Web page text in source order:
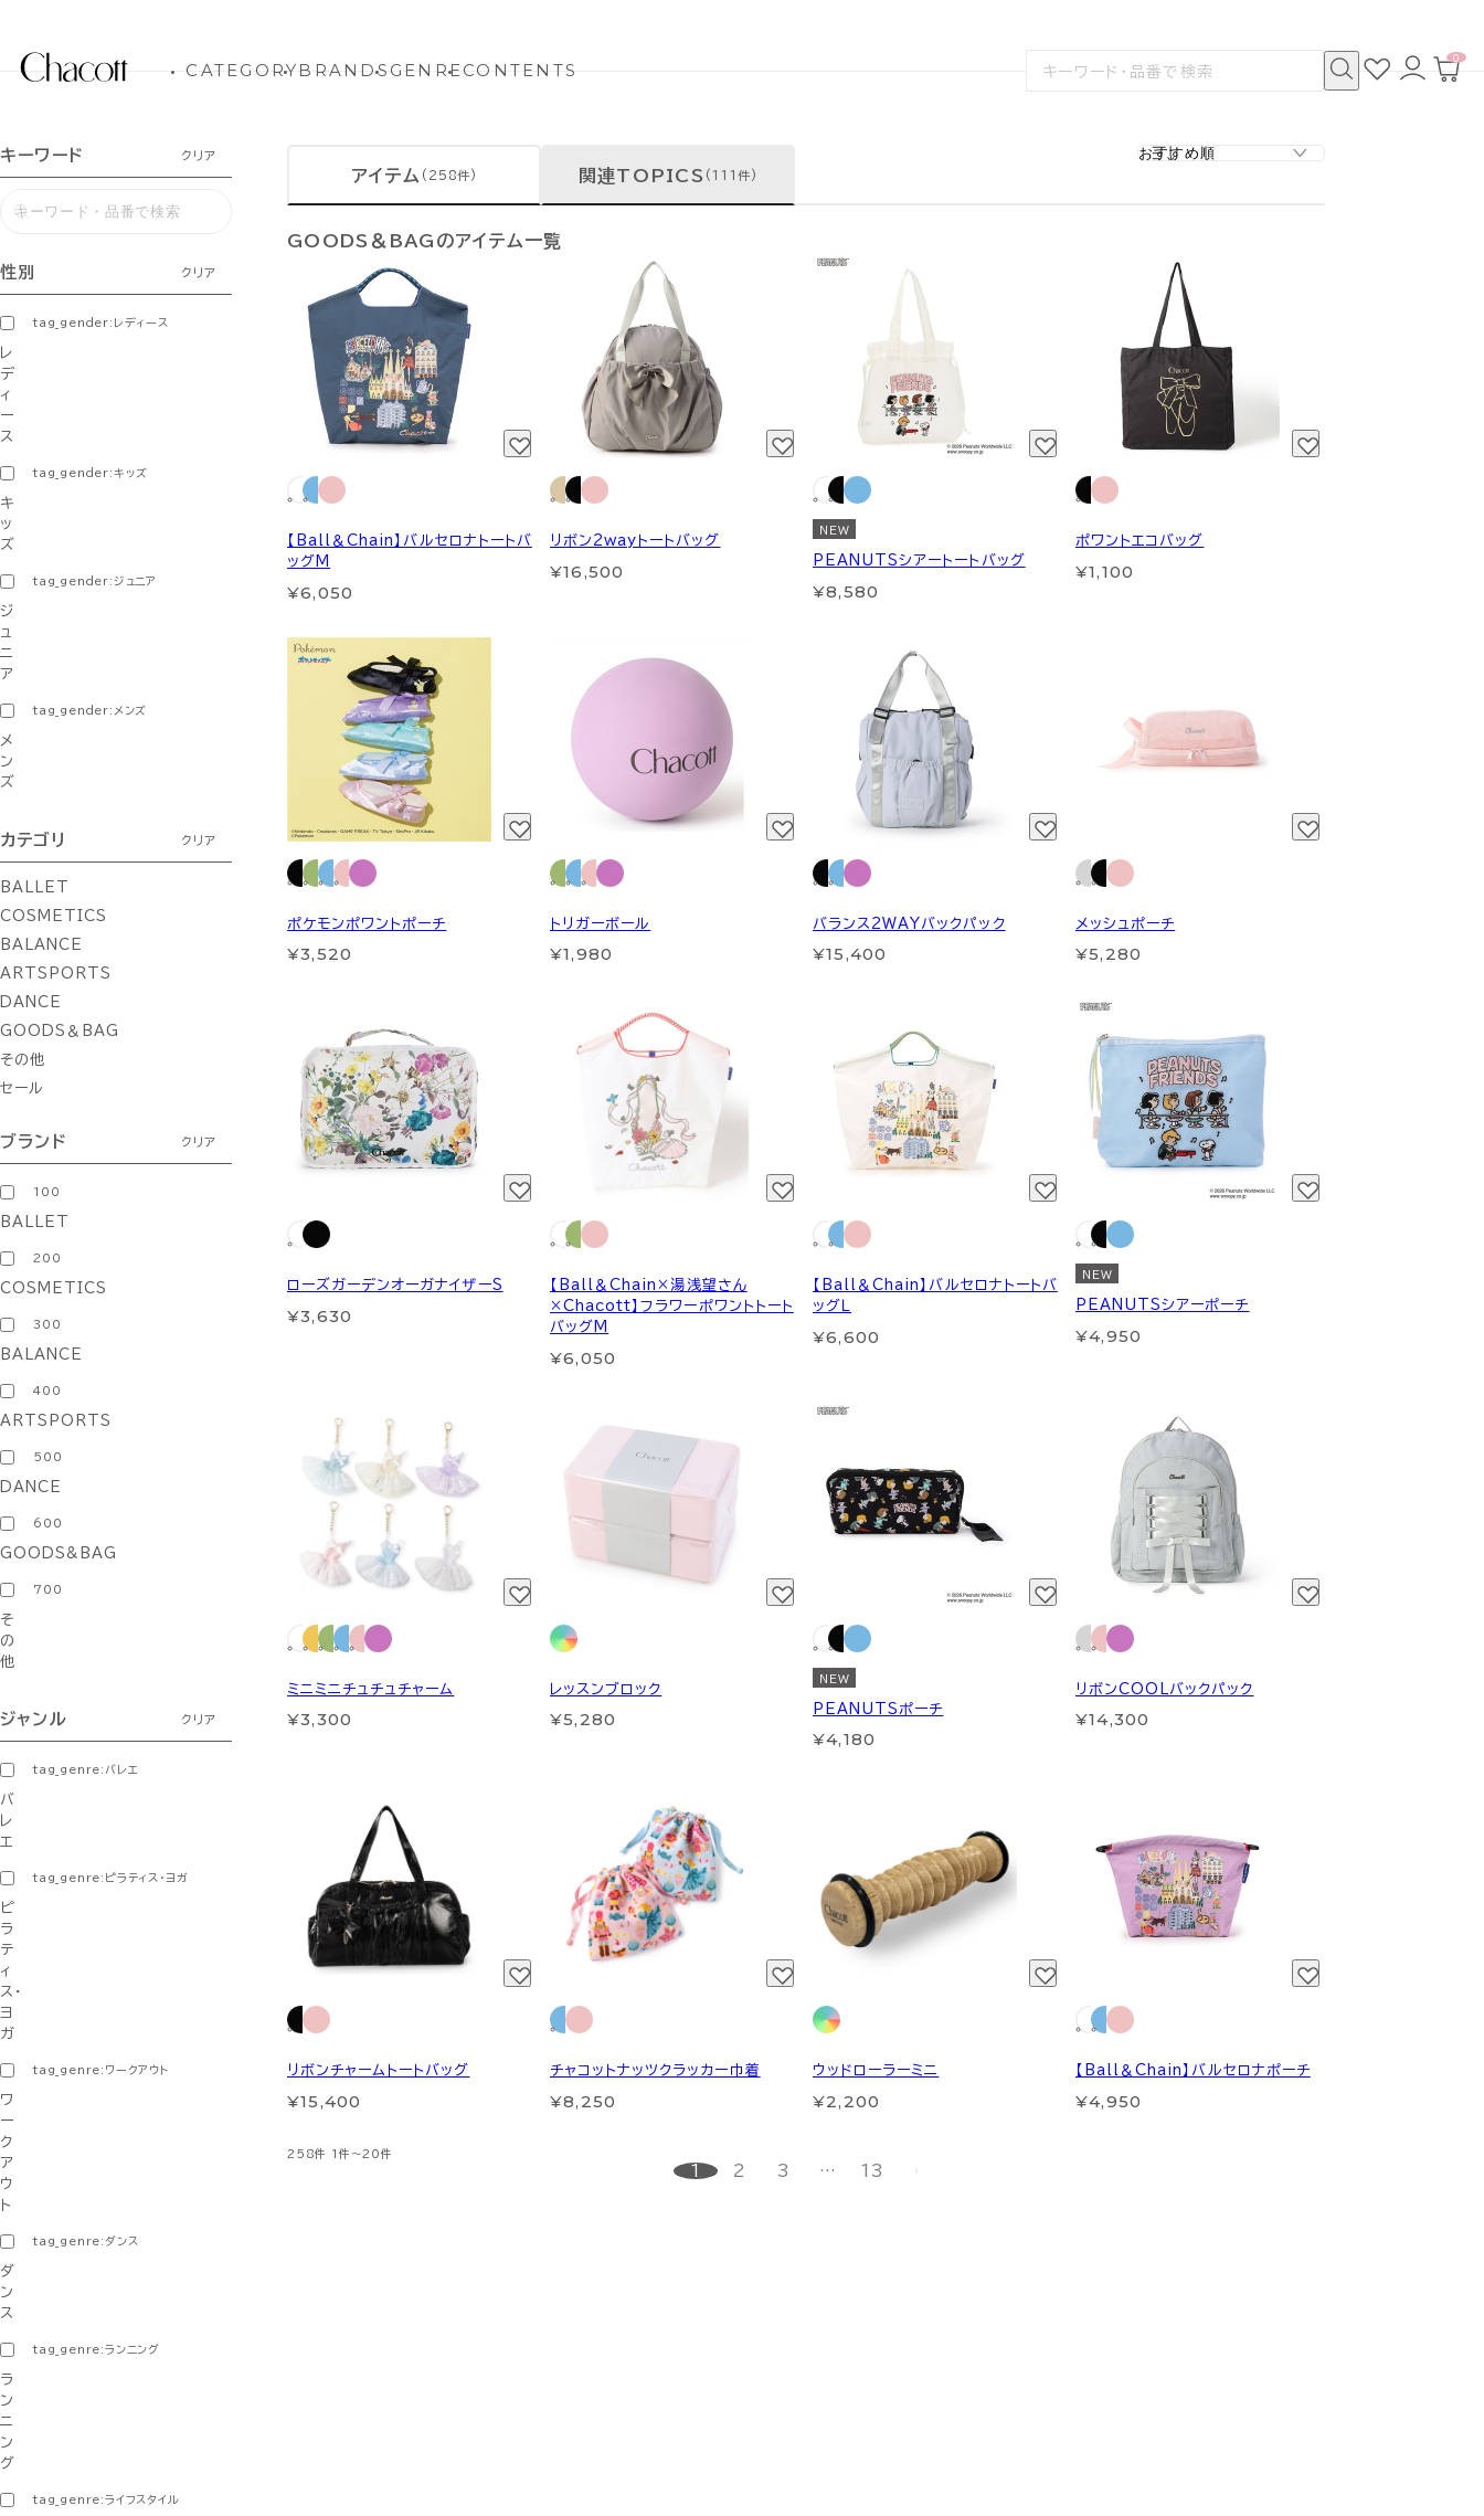
CATEGORYBRANDSGENRECONTENTS
検
お
気
ロ
グ
カ
0
キーワード クリア
性別 クリア
tag_gender:レディース
レ
デ
ィ
ー
ス
tag_gender:キッズ
キ
ッ
ズ
tag_gender:ジュニア
ジ
ュ
ニ
ア
tag_gender:メンズ
メ
ン
ズ
カテゴリ クリア
BALLET
COSMETICS
BALANCE
ARTSPORTS
DANCE
GOODS＆BAG
その他
セール
ブランド クリア
100
BALLET
200
COSMETICS
300
BALANCE
400
ARTSPORTS
500
DANCE
600
GOODS&BAG
700
そ
の
他
ジャンル クリア
tag_genre:バレエ
バ
レ
エ
tag_genre:ピラティス・ヨガ
ピ
ラ
テ
ィ
ス・
ヨ
ガ
tag_genre:ワークアウト
ワ
ー
ク
ア
ウ
ト
tag_genre:ダンス
ダ
ン
ス
tag_genre:ランニング
ラ
ン
ニ
ン
グ
tag_genre:ライフスタイル
アイテム (258件) 関連TOPICS (111件)
GOODS＆BAGのアイテム一覧
【Ball＆Chain】バルセロナトートバ
ッグM
¥6,050
リボン2wayトートバッグ
¥16,500
NEW
PEANUTSシアートートバッグ
¥8,580
ポワントエコバッグ
¥1,100
ポケモンポワントポーチ
¥3,520
トリガーボール
¥1,980
バランス2WAYバックパック
¥15,400
メッシュポーチ
¥5,280
ローズガーデンオーガナイザーS
¥3,630
【Ball＆Chain×湯浅望さん
×Chacott】フラワーポワントトート
バッグM
¥6,050
【Ball＆Chain】バルセロナトートバ
ッグＬ
¥6,600
NEW
PEANUTSシアーポーチ
¥4,950
ミニミニチュチュチャーム
¥3,300
レッスンブロック
¥5,280
NEW
PEANUTSポーチ
¥4,180
リボンCOOLバックパック
¥14,300
リボンチャームトートバッグ
¥15,400
チャコットナッツクラッカー巾着
¥8,250
ウッドローラーミニ
¥2,200
【Ball＆Chain】バルセロナポーチ
¥4,950
258件 1件～20件
1 2 3 … 13